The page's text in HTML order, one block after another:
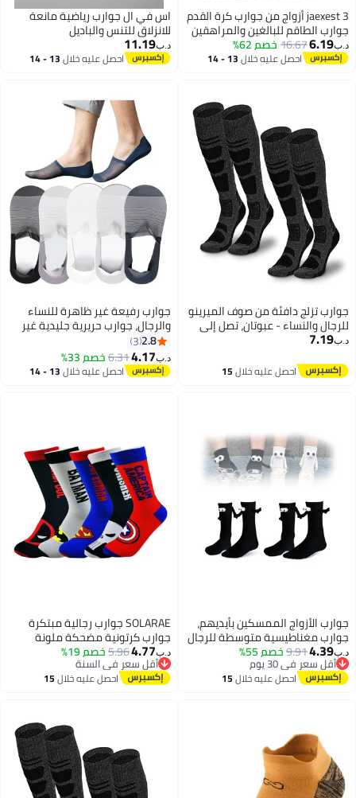
jaexest 3 أزواج من جوارب كرة القدم
الطاقم للبالغين والمراهقين
6.19
16.67خصم 62%
احصل عليه خلال 13 - 14
اس في ال جوارب رياضية مانعة
للانزلاق للتنس والباديل
11.19
احصل عليه خلال 13 - 14
تزلج دافئة من صوف الميرينو
والنساء - عبوتان، تصل إلى
غير قابلة للانزلاق، مثالية7.19
احصل عليه خلال15
اغسطس
جوارب رفيعة غير ظاهرة للنساء
والرجال، جوارب حريرية جليدية غير
مرئية، جوارب قصيرة غير قابلة
للانزلاق، جوارب بدون كعب
2.8
3
4.17
6.31خصم 33%
احصل عليه خلال 13 - 14
اغسطس
الأزواج الممسكين بأيديهم،
مغناطيسية متوسطة للرجال
جوارب مضحكة متطابقة
تصميم لطيف ممسك
نمط أنبوب متوسط
4.39
9.91خصم 55%
أقل سعر في 30 يوم
أقل سعر في 30 يوماحصل عليه خلال15
اغسطس
SOLARAE جوارب رجالية مبتكرة
جوارب كرتونية مضحكة ملونة
عصرية فاخرة مجنونة جوارب كاجوال
للرجال والنساء
4.77
5.96خصم 19%
أقل سعر في السنة
أقل سعر في السنة
احصل عليه خلال15
اغسطس